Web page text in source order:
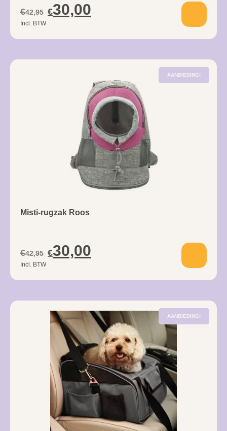
€42,95 €30,00
Incl. BTW
AANBIEDING!
Misti-rugzak Roos
€42,95 €30,00
Incl. BTW
AANBIEDING!